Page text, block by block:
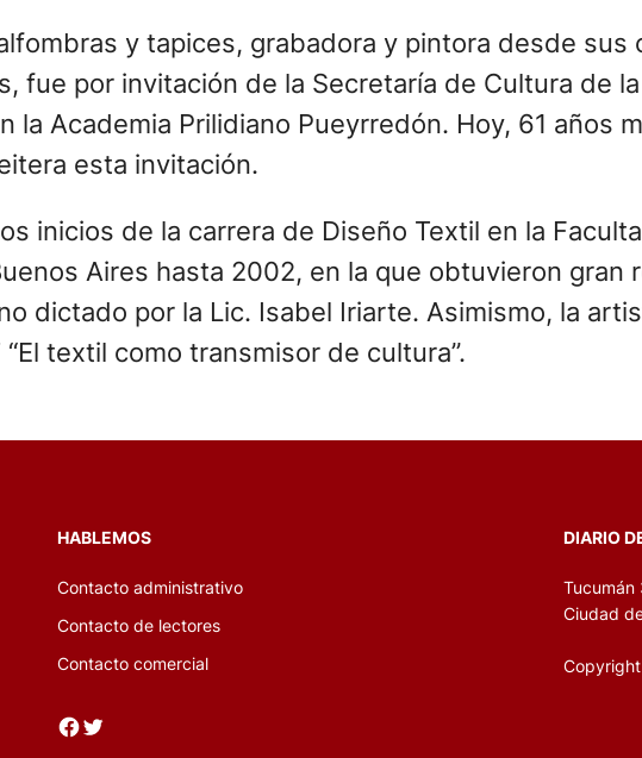
y tapices, grabadora y pintora desde sus
fue por invitación de la Secretaría de Cultura de
la Academia Prilidiano Pueyrredón. Hoy, 61 años
esta invitación.
inicios de la carrera de Diseño Textil en la
Aires hasta 2002, en la que obtuvieron gran
dictado por la Lic. Isabel Iriarte. Asimismo, la
textil como transmisor de cultura”.
HABLEMOS
Contacto administrativo
Contacto de lectores
Contacto comercial
Facebook Twitter
DIARIO
Tucumán
Ciudad